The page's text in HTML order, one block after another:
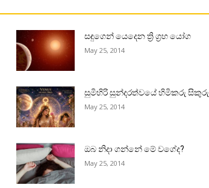
සඳුගෙන් යෙදෙන ත්‍රි ග්‍රහ යෝග
May 25, 2014
සුමිහිරි සුන්දරත්වයේ හිමිකරු සිකුරු
May 25, 2014
ඔබ නිදා ගන්නේ මේ වගේද?
May 25, 2014